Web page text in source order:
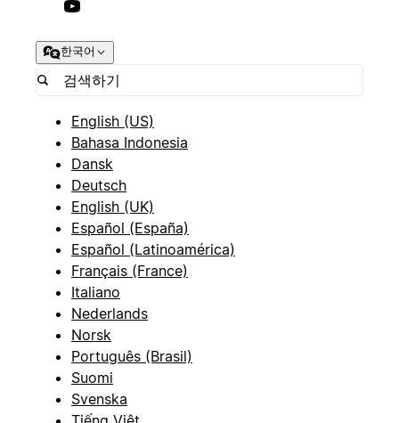
한국어
English (US)
Bahasa Indonesia
Dansk
Deutsch
English (UK)
Español (España)
Español (Latinoamérica)
Français (France)
Italiano
Nederlands
Norsk
Português (Brasil)
Suomi
Svenska